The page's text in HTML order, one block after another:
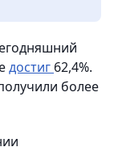
достиг 62,4%.
более